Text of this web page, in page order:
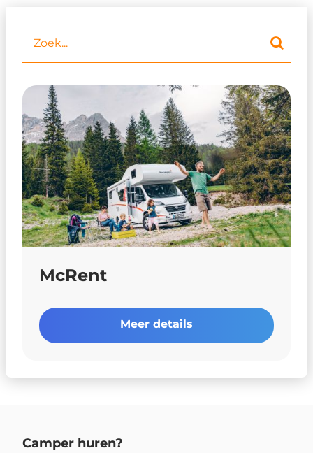
McRent
Meer details
Camper huren?